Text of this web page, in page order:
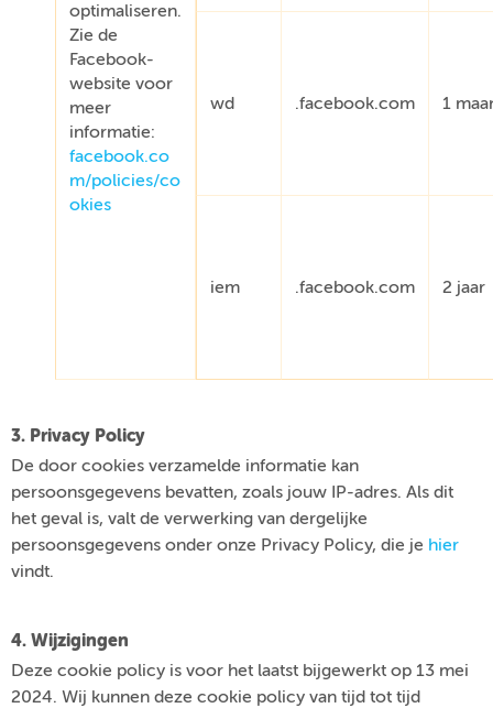
optimaliseren.
Zie de
Facebook-
website voor
meer
informatie:
facebook.co
m/policies/co
okies
wd .facebook.com 1
iem .facebook.com 2 jaar
3. Privacy Policy
De door cookies verzamelde informatie kan
persoonsgegevens bevatten, zoals jouw IP-adres. Als dit
het geval is, valt de verwerking van dergelijke
persoonsgegevens onder onze Privacy Policy, die je hier
vindt.
4. Wijzigingen
Deze cookie policy is voor het laatst bijgewerkt op 13 mei
2024. Wij kunnen deze cookie policy van tijd tot tijd